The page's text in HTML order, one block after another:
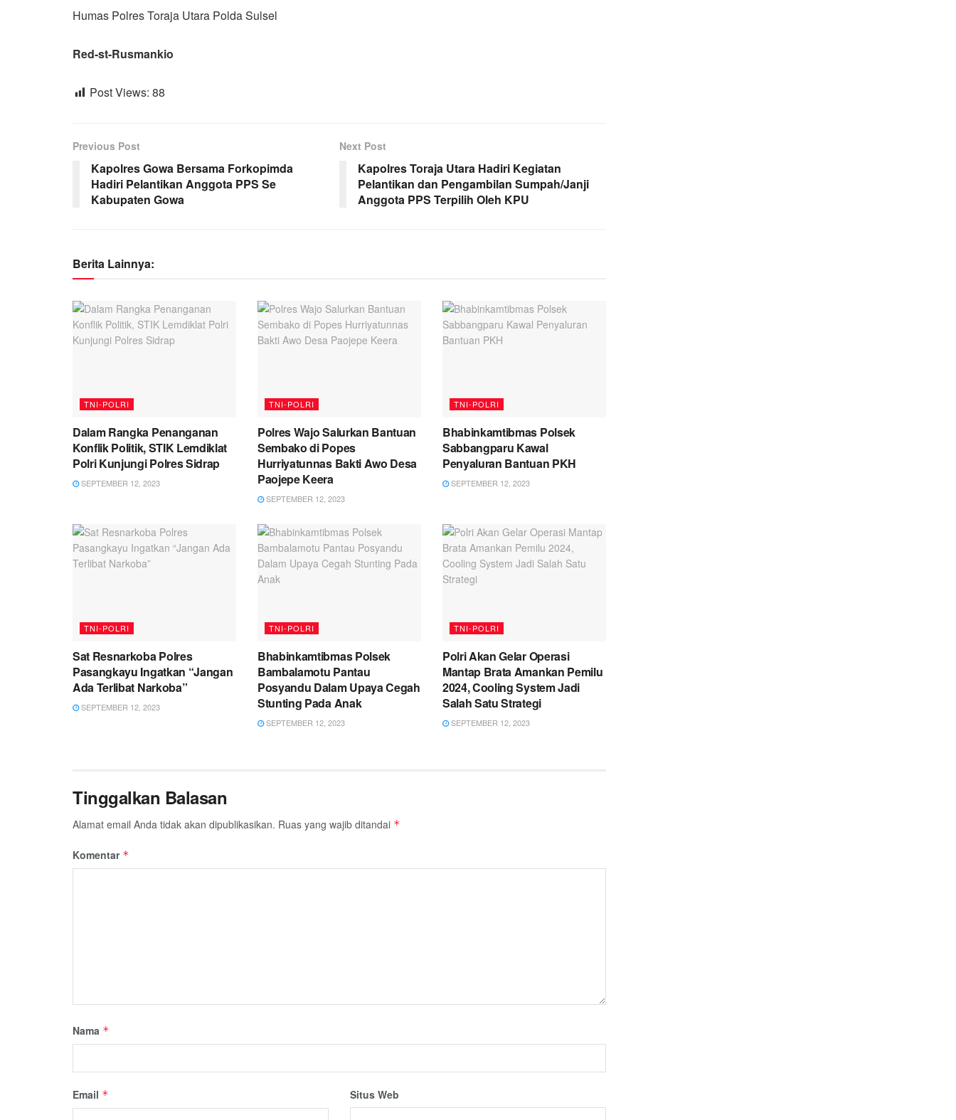
Humas Polres Toraja Utara Polda Sulsel
Red-st-Rusmankio
Post Views: 88
Previous Post
Kapolres Gowa Bersama Forkopimda
Hadiri Pelantikan Anggota PPS Se
Kabupaten Gowa
Next Post
Kapolres Toraja Utara Hadiri Kegiatan
Pelantikan dan Pengambilan Sumpah/Janji
Anggota PPS Terpilih Oleh KPU
Berita Lainnya:
TNI-POLRI
Dalam Rangka Penanganan
Konflik Politik, STIK Lemdiklat
Polri Kunjungi Polres Sidrap
SEPTEMBER 12, 2023
TNI-POLRI
Polres Wajo Salurkan Bantuan
Sembako di Popes
Hurriyatunnas Bakti Awo Desa
Paojepe Keera
SEPTEMBER 12, 2023
TNI-POLRI
Bhabinkamtibmas Polsek
Sabbangparu Kawal
Penyaluran Bantuan PKH
SEPTEMBER 12, 2023
TNI-POLRI
Sat Resnarkoba Polres
Pasangkayu Ingatkan “Jangan
Ada Terlibat Narkoba”
SEPTEMBER 12, 2023
TNI-POLRI
Bhabinkamtibmas Polsek
Bambalamotu Pantau
Posyandu Dalam Upaya Cegah
Stunting Pada Anak
SEPTEMBER 12, 2023
TNI-POLRI
Polri Akan Gelar Operasi
Mantap Brata Amankan Pemilu
2024, Cooling System Jadi
Salah Satu Strategi
SEPTEMBER 12, 2023
Tinggalkan Balasan
Alamat email Anda tidak akan dipublikasikan. Ruas yang wajib ditandai *
Komentar *
Nama *
Email * Situs Web